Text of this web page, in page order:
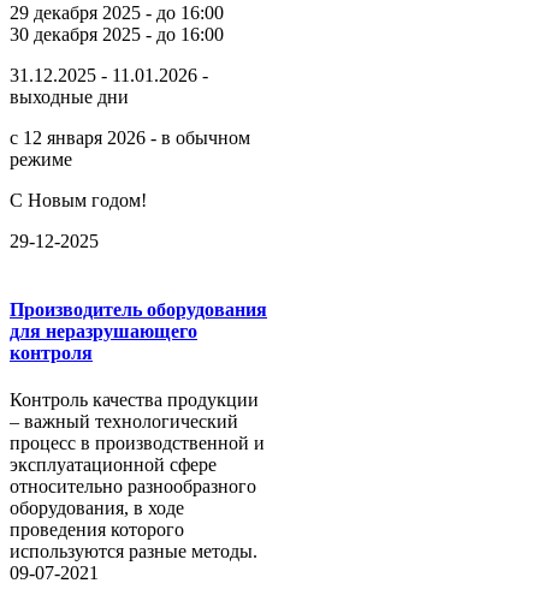
29 декабря 2025 - до 16:00
30 декабря 2025 - до 16:00
31.12.2025 - 11.01.2026 -
выходные дни
с 12 января 2026 - в обычном
режиме
С Новым годом!
29-12-2025
Производитель оборудования
для неразрушающего
контроля
Контроль качества продукции
– важный технологический
процесс в производственной и
эксплуатационной сфере
относительно разнообразного
оборудования, в ходе
проведения которого
используются разные методы.
09-07-2021